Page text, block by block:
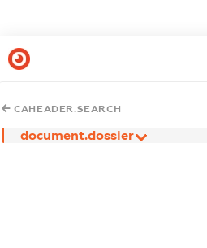
CAHEADER.SEARCH
document.dossier